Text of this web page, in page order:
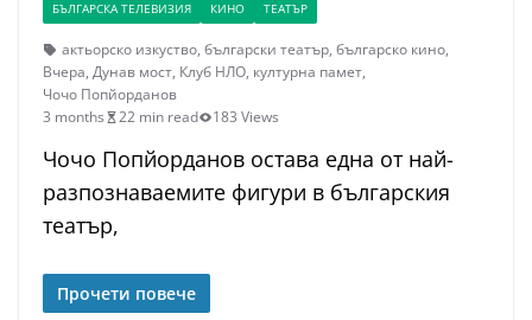
БЪЛГАРСКА ТЕЛЕВИЗИЯ КИНО ТЕАТЪР
актьорско изкуство, български театър, българско кино,
Вчера, Дунав мост, Клуб НЛО, културна памет,
Чочо Попйорданов
3 months
22 min read 183 Views
Чочо Попйорданов остава една от най-
разпознаваемите фигури в българския
театър,
Прочети повече